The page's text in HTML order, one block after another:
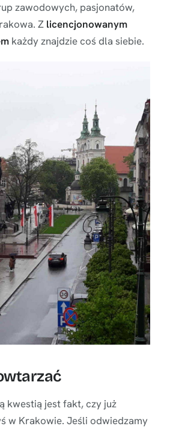
zawodowych, pasjonatów,
Z licencjonowanym
każdy znajdzie coś dla siebie.
kwestią jest fakt, czy już
w Krakowie. Jeśli odwiedzamy